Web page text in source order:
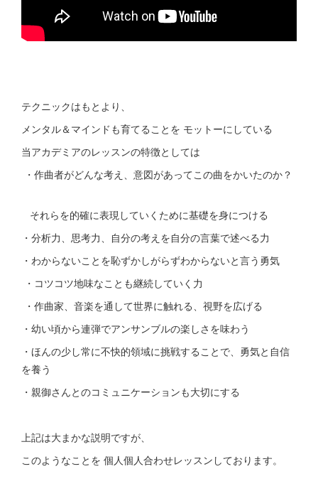
テクニックはもとより、
メンタル＆マインドも育てることを モットーにしている
当アカデミアのレッスンの特徴としては
・作曲者がどんな考え、意図があってこの曲をかいたのか？
それらを的確に表現していくために基礎を身につける
・分析力、思考力、自分の考えを自分の言葉で述べる力
・わからないことを恥ずかしがらずわからないと言う勇気
・コツコツ地味なことも継続していく力
・作曲家、音楽を通して世界に触れる、視野を広げる
・幼い頃から連弾でアンサンブルの楽しさを味わう
・ほんの少し常に不快的領域に挑戦することで、勇気と自信
を養う
・親御さんとのコミュニケーションも大切にする
上記は大まかな説明ですが、
このようなことを 個人個人合わせレッスンしております。